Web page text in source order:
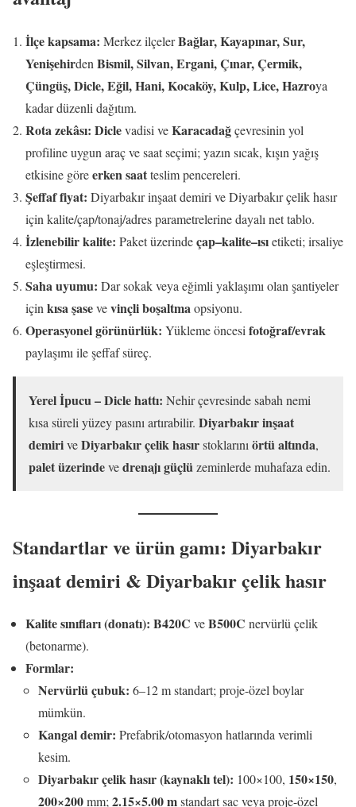
İlçe kapsama: Merkez ilçelerBağlar, Kayapınar, Sur,
Yenişehirden Bismil, Silvan, Ergani, Çınar, Çermik,
Çüngüş, Dicle, Eğil, Hani, Kocaköy, Kulp, Lice, Hazroya
kadar düzenli dağıtım.
Rota zekâsı: Diclevadisi veKaracadağçevresinin yol
profiline uygun araç ve saat seçimi; yazın sıcak, kışın yağış
etkisine göreerken saatteslim pencereleri.
Şeffaf fiyat: Diyarbakır inşaat demiri ve Diyarbakır çelik hasır
için kalite/çap/tonaj/adres parametrelerine dayalı net tablo.
İzlenebilir kalite: Paket üzerindeçap–kalite–ısıetiketi; irsaliye
eşleştirmesi.
Saha uyumu: Dar sokak veya eğimli yaklaşımı olan şantiyeler
için kısa şasevevinçli boşaltmaopsiyonu.
Operasyonel görünürlük: Yükleme öncesi fotoğraf/evrak
paylaşımı ile şeffaf süreç.
Yerel İpucu – Dicle hattı: Nehir çevresinde sabah nemi
kısa süreli yüzey pasını artırabilir. Diyarbakır inşaat
demiriveDiyarbakır çelik hasırstoklarını örtü altında,
palet üzerindevedrenajı güçlüzeminlerde muhafaza edin.
Standartlar ve ürün gamı: Diyarbakır
inşaat demiri & Diyarbakır çelik hasır
Kalite sınıfları (donatı): B420C veB500C nervürlü çelik
(betonarme).
Formlar:
Nervürlü çubuk: 6–12 m standart; proje-özel boylar
mümkün.
Kangal demir: Prefabrik/otomasyon hatlarında verimli
kesim.
Diyarbakır çelik hasır (kaynaklı tel): 100×100, 150×150,
200×200mm;2.15×5.00 mstandart sac veya proje-özel